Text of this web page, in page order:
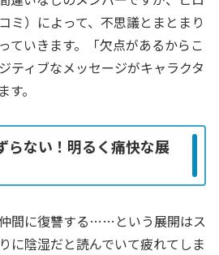
ミ）によって、不思議とまとまり
ていきます。「欠点があるからこ
ティブなメッセージがキャラクタ
。
らない！明るく痛快な展
間に復讐する……という展開はス
に陰湿だと読んでいて疲れてしま